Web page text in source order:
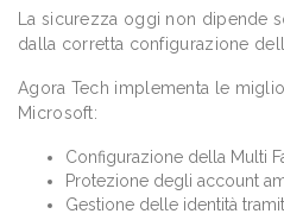
La sicurezza oggi non dipende
dalla corretta configurazione
Agora Tech implementa le
Microsoft:
Configurazione della Multi
Protezione degli account
Gestione delle identità